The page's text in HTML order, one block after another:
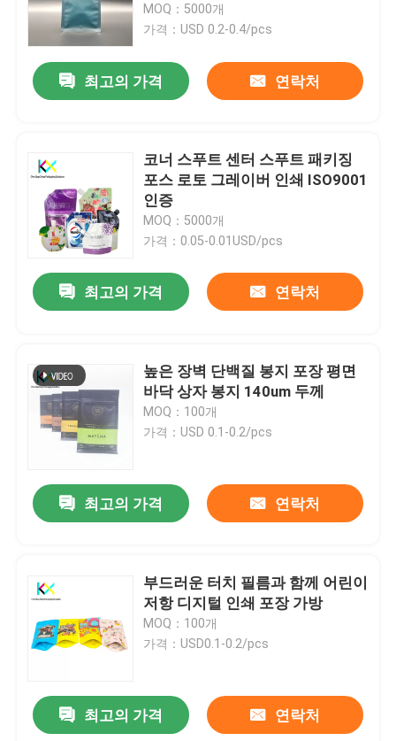
MOQ：5000개
가격：USD 0.2-0.4/pcs
최고의 가격 연락처
코너 스푸트 센터 스푸트 패키징
포스 로토 그레이버 인쇄 ISO9001
인증
MOQ：5000개
가격：0.05-0.01USD/pcs
최고의 가격 연락처
높은 장벽 단백질 봉지 포장 평면
바닥 상자 봉지 140um 두께
MOQ：100개
가격：USD 0.1-0.2/pcs
최고의 가격 연락처
부드러운 터치 필름과 함께 어린이
저항 디지털 인쇄 포장 가방
MOQ：100개
가격：USD0.1-0.2/pcs
최고의 가격 연락처